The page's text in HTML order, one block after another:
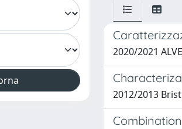
2020/2021
2012/2013